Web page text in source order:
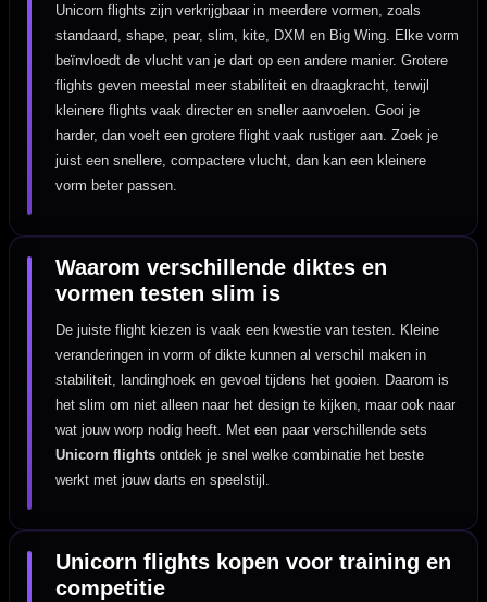
Unicorn flights zijn verkrijgbaar in meerdere vormen, zoals
standaard, shape, pear, slim, kite, DXM en Big Wing. Elke vorm
beïnvloedt de vlucht van je dart op een andere manier. Grotere
flights geven meestal meer stabiliteit en draagkracht, terwijl
kleinere flights vaak directer en sneller aanvoelen. Gooi je
harder, dan voelt een grotere flight vaak rustiger aan. Zoek je
juist een snellere, compactere vlucht, dan kan een kleinere
vorm beter passen.
Waarom verschillende diktes en
vormen testen slim is
De juiste flight kiezen is vaak een kwestie van testen. Kleine
veranderingen in vorm of dikte kunnen al verschil maken in
stabiliteit, landinghoek en gevoel tijdens het gooien. Daarom is
het slim om niet alleen naar het design te kijken, maar ook naar
wat jouw worp nodig heeft. Met een paar verschillende sets
Unicorn flights ontdek je snel welke combinatie het beste
werkt met jouw darts en speelstijl.
Unicorn flights kopen voor training en
competitie